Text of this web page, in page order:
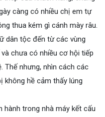
càng có nhiều chị em tự
thua kém gì cánh mày râu.
dân tộc đến từ các vùng
chưa có nhiều cơ hội tiếp
Thế nhưng, nhìn cách các
không hề cảm thấy lúng
trong nhà máy kết cấu